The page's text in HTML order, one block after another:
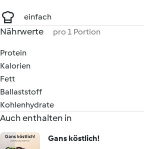
einfach
Nährwerte pro 1 Portion
Protein
Kalorien
Fett
Ballaststoff
Kohlenhydrate
Auch enthalten in
Gans köstlich!